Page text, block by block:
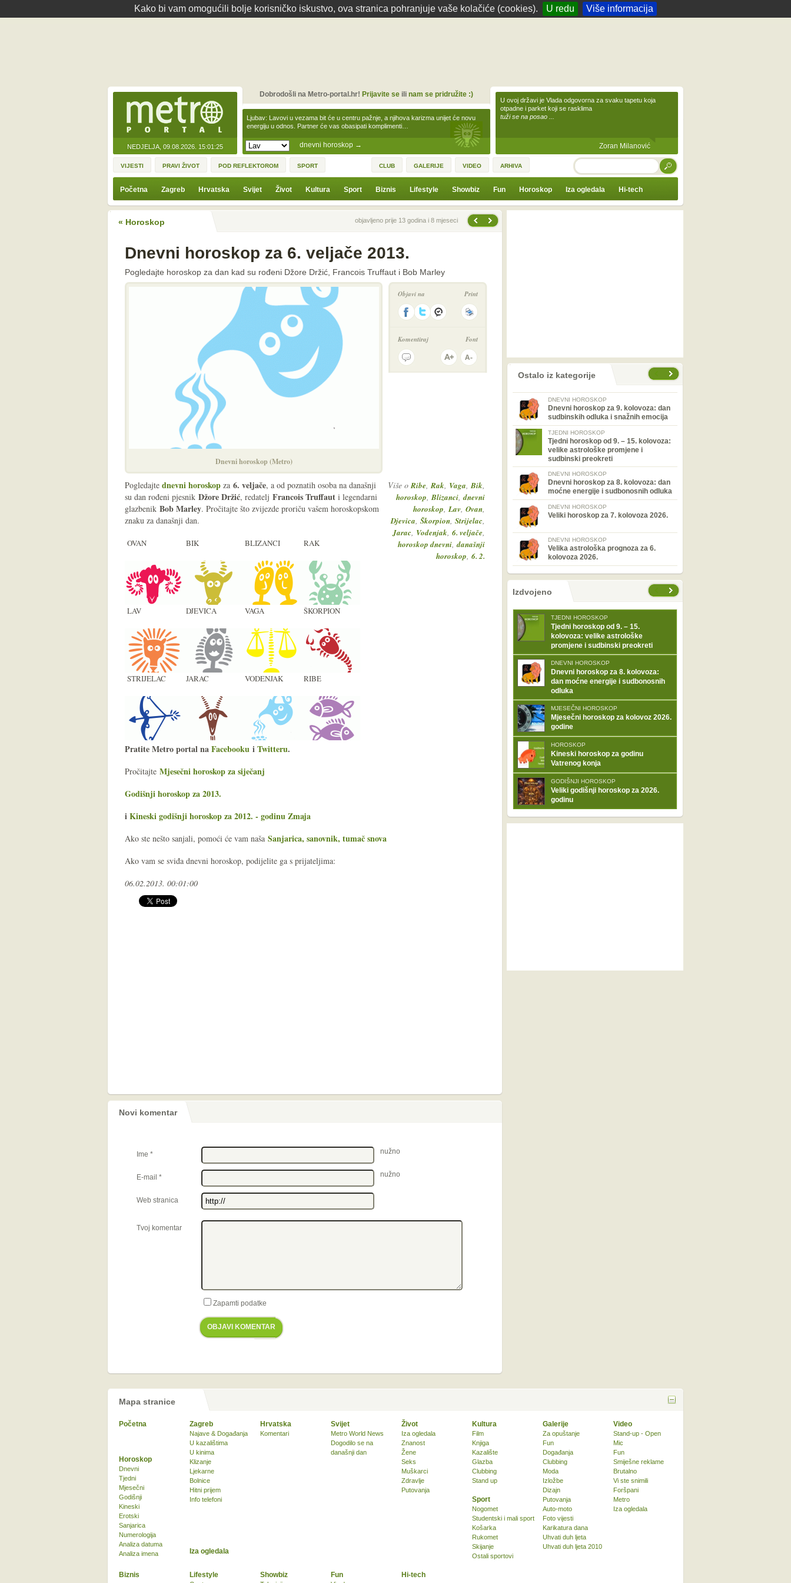
Kako bi vam omogućili bolje korisničko iskustvo, ova stranica pohranjuje vaše kolačiće (cookies). U redu Više informacija
NEDJELJA, 09.08.2026. 15:01:25 dnevni horoskop →
Ljubav: Lavovi u vezama bit će u centru pažnje, a njihova karizma unijet će novu
energiju u odnos. Partner će vas obasipati komplimenti…
Dobrodošli na Metro-portal.hr! Prijavite seili nam se pridružite :)
U ovoj državi je Vlada odgovorna za svaku tapetu koja
otpadne i parket koji se rasklima
tuži se na posao ...
Zoran Milanović
VIJESTI PRAVI ŽIVOT POD REFLEKTOROM SPORT CLUB GALERIJE VIDEO ARHIVA TRAŽI
Početna Zagreb Hrvatska Svijet Život Kultura Sport Biznis Lifestyle Showbiz Fun Horoskop Iza ogledala Hi-tech
« Horoskop Prethodna vijestobjavljeno prije 13 godina i 8 mjeseci
Dnevni horoskop za 6. veljače 2013.
Pogledajte horoskop za dan kad su rođeni Džore Držić, Francois Truffaut i Bob Marley
Dnevni horoskop (Metro)
Objavi na Print
Komentiraj Font
Više oRibe,Rak, Vaga,Bik,
horoskop,Blizanci,dnevni
horoskop,Lav, Ovan,
Djevica, Škorpion, Strijelac,
Jarac, Vodenjak, 6. veljače,
horoskop dnevni,današnji
horoskop, 6. 2.
Pogledajte dnevni horoskop za 6. veljače, a od poznatih osoba na današnji
su dan rođeni pjesnik Džore Držić, redatelj Francois Truffaut i legendarni
glazbenik Bob Marley. Pročitajte što zvijezde proriču vašem horoskopskom
znaku za današnji dan.
OVAN BIK BLIZANCI RAK
LAV DJEVICA VAGA ŠKORPION
STRIJELAC JARAC VODENJAK RIBE
Pratite Metro portal naFacebooku iTwitteru.
Pročitajte Mjesečni horoskop za siječanj
Godišnji horoskop za 2013.
iKineski godišnji horoskop za 2012. - godinu Zmaja
Ako ste nešto sanjali, pomoći će vam naša Sanjarica, sanovnik, tumač snova
Ako vam se sviđa dnevni horoskop, podijelite ga s prijateljima:
06.02.2013. 00:01:00
Novi komentar
Ime * nužno
E-mail * nužno
Web stranica
Tvoj komentar
Zapamti podatke
OBJAVI KOMENTAR
prethodno Ostalo iz kategorije
DNEVNI HOROSKOP
Dnevni horoskop za 9. kolovoza: dan
sudbinskih odluka i snažnih emocija
TJEDNI HOROSKOP
Tjedni horoskop od 9. – 15. kolovoza:
velike astrološke promjene i
sudbinski preokreti
DNEVNI HOROSKOP
Dnevni horoskop za 8. kolovoza: dan
moćne energije i sudbonosnih odluka
DNEVNI HOROSKOP
Veliki horoskop za 7. kolovoza 2026.
DNEVNI HOROSKOP
Velika astrološka prognoza za 6.
kolovoza 2026.
nema prethodne stranice
sljedećeIzdvojeno
TJEDNI HOROSKOP
Tjedni horoskop od 9. – 15.
kolovoza: velike astrološke
promjene i sudbinski preokreti
DNEVNI HOROSKOP
Dnevni horoskop za 8. kolovoza:
dan moćne energije i sudbonosnih
odluka
MJESEČNI HOROSKOP
Mjesečni horoskop za kolovoz 2026.
godine
HOROSKOP
Kineski horoskop za godinu
Vatrenog konja
GODIŠNJI HOROSKOP
Veliki godišnji horoskop za 2026.
godinu
Mapa stranice
Početna Zagreb
Najave & Događanja
U kazalištima
U kinima
Klizanje
Ljekarne
Bolnice
Hitni prijem
Info telefoni
Hrvatska
Komentari
Svijet
Metro World News
Dogodilo se na
današnji dan
Život
Iza ogledala
Znanost
Žene
Seks
Muškarci
Zdravlje
Putovanja
Kultura
Film
Knjiga
Kazalište
Glazba
Clubbing
Stand up
Sport
Nogomet
Studentski i mali sport
Košarka
Rukomet
Skijanje
Ostali sportovi
Biznis Lifestyle Showbiz Fun
Horoskop
Dnevni
Tjedni
Mjesečni
Godišnji
Kineski
Erotski
Sanjarica
Numerologija
Analiza datuma
Analiza imena
Iza ogledala
Hi-tech
Galerije
Za opuštanje
Fun
Događanja
Clubbing
Moda
Izložbe
Dizajn
Putovanja
Auto-moto
Foto vijesti
Karikatura dana
Uhvati duh ljeta
Uhvati duh ljeta 2010
Video
Stand-up - Open
Mic
Fun
Smiješne reklame
Brutalno
Vi ste snimili
Foršpani
Metro
Iza ogledala